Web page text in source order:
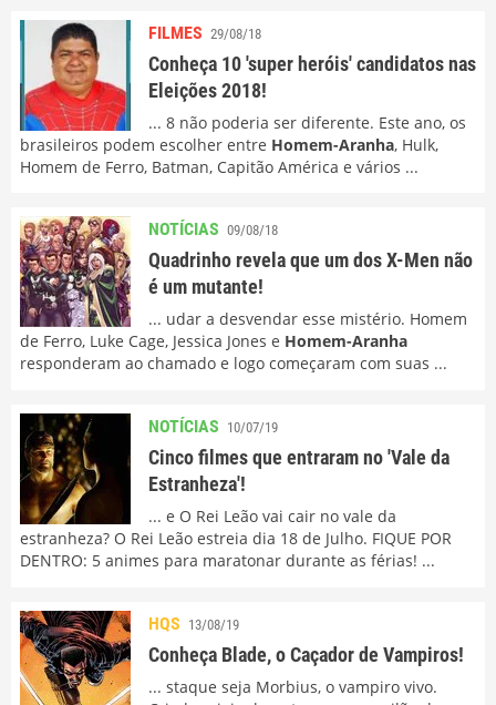
FILMES 29/08/18
Conheça 10 'super heróis' candidatos nas
Eleições 2018!
... 8 não poderia ser diferente. Este ano, os
brasileiros podem escolher entre Homem-Aranha, Hulk,
Homem de Ferro, Batman, Capitão América e vários ...
NOTÍCIAS 09/08/18
Quadrinho revela que um dos X-Men não
é um mutante!
... udar a desvendar esse mistério. Homem
de Ferro, Luke Cage, Jessica Jones e Homem-Aranha
responderam ao chamado e logo começaram com suas ...
NOTÍCIAS 10/07/19
Cinco filmes que entraram no 'Vale da
Estranheza'!
... e O Rei Leão vai cair no vale da
estranheza? O Rei Leão estreia dia 18 de Julho. FIQUE POR
DENTRO: 5 animes para maratonar durante as férias! ...
HQS 13/08/19
Conheça Blade, o Caçador de Vampiros!
... staque seja Morbius, o vampiro vivo.